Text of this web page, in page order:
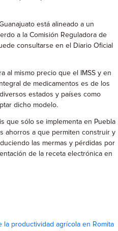
está alineado a un
a la Comisión Reguladora de
consultarse en el Diario Oficial
al mismo precio que el IMSS y en
de medicamentos es de los
estados y países como
dicho modelo.
que sólo se implementa en Puebla
ahorros a que permiten construir y
las mermas y pérdidas por
de la receta electrónica en
productividad agrícola en Romita